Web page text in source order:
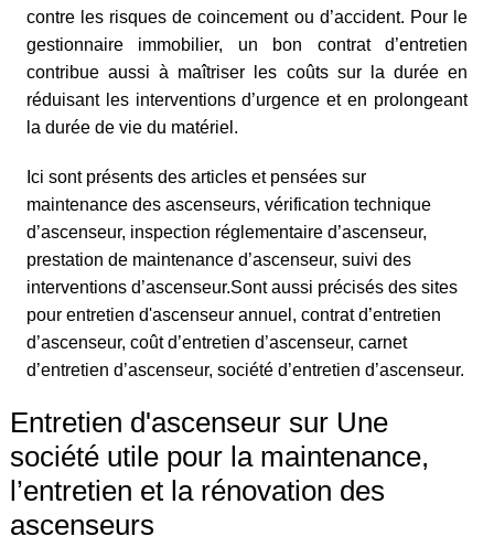
contre les risques de coincement ou d’accident. Pour le
gestionnaire immobilier, un bon contrat d’entretien
contribue aussi à maîtriser les coûts sur la durée en
réduisant les interventions d’urgence et en prolongeant
la durée de vie du matériel.
Ici sont présents des articles et pensées sur
maintenance des ascenseurs, vérification technique
d’ascenseur, inspection réglementaire d’ascenseur,
prestation de maintenance d’ascenseur, suivi des
interventions d’ascenseur.Sont aussi précisés des sites
pour entretien d'ascenseur annuel, contrat d’entretien
d’ascenseur, coût d’entretien d’ascenseur, carnet
d’entretien d’ascenseur, société d’entretien d’ascenseur.
Entretien d'ascenseur sur Une
société utile pour la maintenance,
l’entretien et la rénovation des
ascenseurs